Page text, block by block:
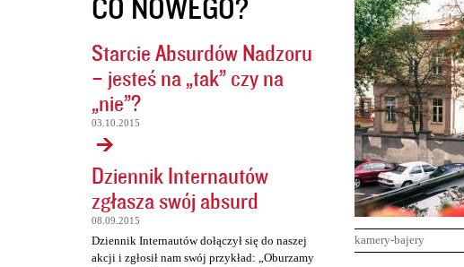
Starcie Absurdów Nadzoru
– jesteś na „tak” czy na
„nie”?
03.10.2015
Dziennik Internautów
zgłasza swój absurd
08.09.2015
Dziennik Internautów dołączył się do naszej
akcji i zgłosił nam swój przykład: „Oburzamy
kamery-bajery